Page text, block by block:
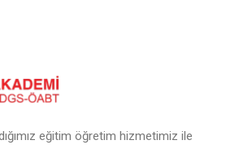
eğitim öğretim hizmetimiz ile